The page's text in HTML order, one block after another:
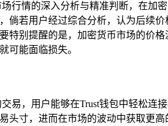
行情的深入分析与精准判断，在加
若用户经过综合分析，认为后续
别提醒的是，加密货币市场的价
可能面临损失。
易，用户能够在Trust钱包中轻松
寸，进而在市场的波动中获取更